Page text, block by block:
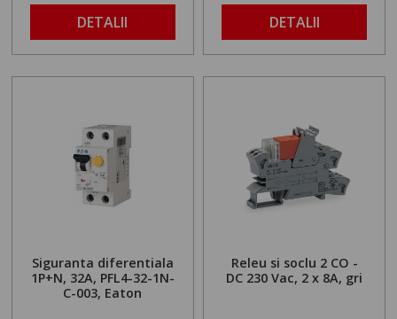
DETALII DETALII
Siguranta diferentiala
1P+N, 32A, PFL4-32-1N-
C-003, Eaton
Releu si soclu 2 CO -
DC 230 Vac, 2 x 8A, gri